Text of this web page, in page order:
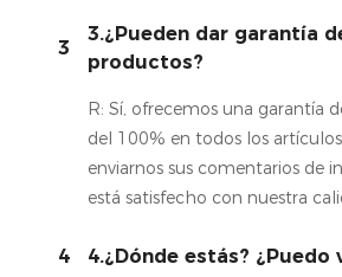
3
3.¿Pueden dar garantía
productos?
R: Sí, ofrecemos una garantía
del 100% en todos los
enviarnos sus comentarios de
está satisfecho con nuestra
4 4.¿Dónde estás? ¿Puedo